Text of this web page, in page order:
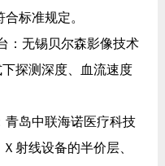
标准规定。
无锡贝尔森影像技术
探测深度、血流速度
岛中联海诺医疗科技
射线设备的半价层、